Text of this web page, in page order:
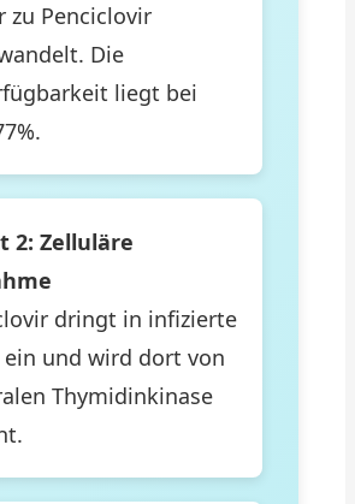
zu Penciclovir
Die
liegt bei
2: Zelluläre
dringt in infizierte
ein und wird dort von
Thymidinkinase